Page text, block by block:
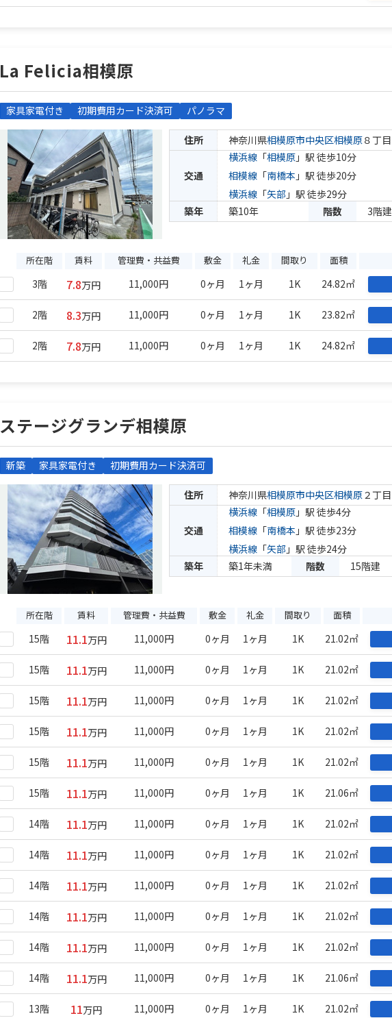
La Felicia相模原
家具家電付き 初期費用カード決済可 パノラマ
住所 神奈川県相模原市中央区相模原８丁目
交通
横浜線 「相模原 」駅 徒歩10分
相模線 「南橋本 」駅 徒歩20分
横浜線 「矢部 」駅 徒歩29分
築年
築10年 階数 3階建
所在階 賃料 管理費・共益費 敷金 礼金 間取り 面積
3階 7.8万円 11,000円 0ヶ月 1ヶ月 1K 24.82㎡
2階 8.3万円 11,000円 0ヶ月 1ヶ月 1K 23.82㎡
2階 7.8万円 11,000円 0ヶ月 1ヶ月 1K 24.82㎡
ステージグランデ相模原
新築 家具家電付き 初期費用カード決済可
住所 神奈川県相模原市中央区相模原２丁目
交通
横浜線 「相模原 」駅 徒歩4分
相模線 「南橋本 」駅 徒歩23分
横浜線 「矢部 」駅 徒歩24分
築年
築1年未満 階数 15階建
所在階 賃料 管理費・共益費 敷金 礼金 間取り 面積
15階 11.1万円 11,000円 0ヶ月 1ヶ月 1K 21.02㎡
15階 11.1万円 11,000円 0ヶ月 1ヶ月 1K 21.02㎡
15階 11.1万円 11,000円 0ヶ月 1ヶ月 1K 21.02㎡
15階 11.1万円 11,000円 0ヶ月 1ヶ月 1K 21.02㎡
15階 11.1万円 11,000円 0ヶ月 1ヶ月 1K 21.02㎡
15階 11.1万円 11,000円 0ヶ月 1ヶ月 1K 21.06㎡
14階 11.1万円 11,000円 0ヶ月 1ヶ月 1K 21.02㎡
14階 11.1万円 11,000円 0ヶ月 1ヶ月 1K 21.02㎡
14階 11.1万円 11,000円 0ヶ月 1ヶ月 1K 21.02㎡
14階 11.1万円 11,000円 0ヶ月 1ヶ月 1K 21.02㎡
14階 11.1万円 11,000円 0ヶ月 1ヶ月 1K 21.02㎡
14階 11.1万円 11,000円 0ヶ月 1ヶ月 1K 21.06㎡
13階 11万円 11,000円 0ヶ月 1ヶ月 1K 21.02㎡